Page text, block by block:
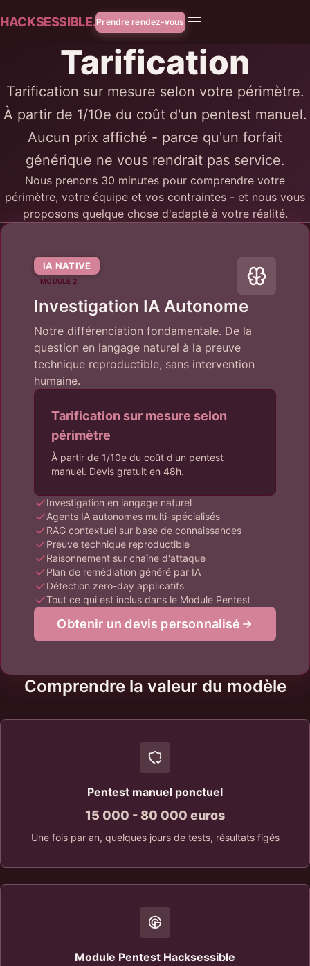
HACKSESSIBLE.Prendre rendez-vous
Tarification
Tarification sur mesure selon votre périmètre.
À partir de 1/10e du coût d'un pentest manuel.
Aucun prix affiché - parce qu'un forfait
générique ne vous rendrait pas service.
Nous prenons 30 minutes pour comprendre votre
périmètre, votre équipe et vos contraintes - et nous vous
proposons quelque chose d'adapté à votre réalité.
IA NATIVE
MODULE 2
Investigation IA Autonome
Notre différenciation fondamentale. De la
question en langage naturel à la preuve
technique reproductible, sans intervention
humaine.
Tarification sur mesure selon
périmètre
À partir de 1/10e du coût d'un pentest
manuel. Devis gratuit en 48h.
Investigation en langage naturel
Agents IA autonomes multi-spécialisés
RAG contextuel sur base de connaissances
Preuve technique reproductible
Raisonnement sur chaîne d'attaque
Plan de remédiation généré par IA
Détection zero-day applicatifs
Tout ce qui est inclus dans le Module Pentest
Obtenir un devis personnalisé
Comprendre la valeur du modèle
Pentest manuel ponctuel
15 000 - 80 000 euros
Une fois par an, quelques jours de tests, résultats figés
Module Pentest Hacksessible